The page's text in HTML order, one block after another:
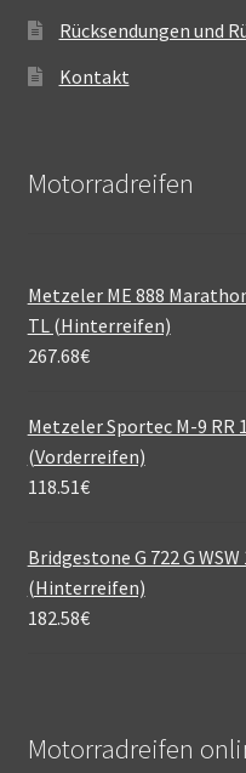
Rücksendungen und
Kontakt
Motorradreifen
Metzeler ME 888
TL (Hinterreifen)
267.68€
Metzeler Sportec M-9 RR
(Vorderreifen)
118.51€
Bridgestone G 722 G
(Hinterreifen)
182.58€
Motorradreifen